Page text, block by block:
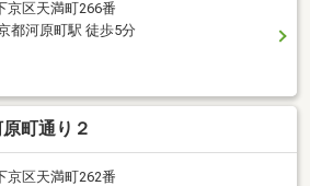
京区天満町266番
都河原町駅 徒歩5分
町通り２
京区天満町262番